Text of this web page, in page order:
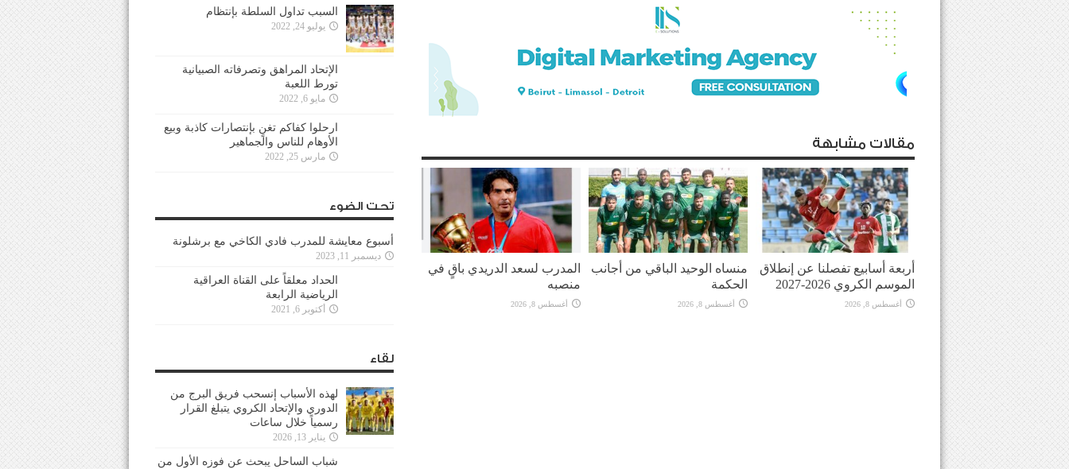
مقالات مشابهة
أربعة أسابيع تفصلنا عن إنطلاق
الموسم الكروي 2026-2027
أغسطس 8, 2026
منساه الوحيد الباقي من أجانب
الحكمة
أغسطس 8, 2026
المدرب لسعد الدريدي باقٍ في
منصبه
أغسطس 8, 2026
السبب تداول السلطة بإنتظام
يوليو 24, 2022
الإتحاد المراهق وتصرفاته الصبيانية
تورط اللعبة
مايو 6, 2022
ارحلوا كفاكم تغنٍ بإنتصارات كاذبة وبيع
الأوهام للناس والجماهير
مارس 25, 2022
تحت الضوء
أسبوع معايشة للمدرب فادي الكاخي مع برشلونة
ديسمبر 11, 2023
الحداد معلقاً على القناة العراقية
الرياضية الرابعة
أكتوبر 6, 2021
لقاء
لهذه الأسباب إنسحب فريق البرج من
الدوري والإتحاد الكروي يتبلغ القرار
رسمياً خلال ساعات
يناير 13, 2026
شباب الساحل يبحث عن فوزه الأول من